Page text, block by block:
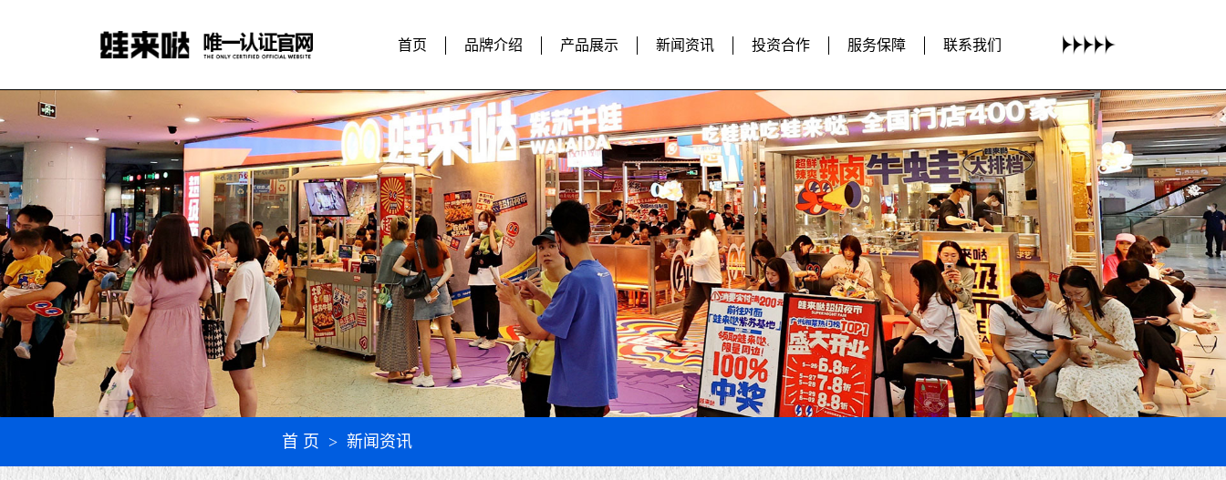
首页 品牌介绍 产品展示 新闻资讯 投资合作 服务保障 联系我们
首 页 > 新闻资讯